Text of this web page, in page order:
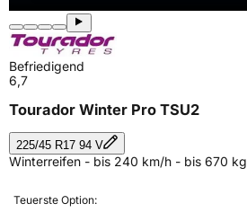
Befriedigend
6,7
Tourador Winter Pro TSU2
225/45 R17 94 V
Winterreifen - bis 240 km/h - bis 670 kg
Teuerste Option: